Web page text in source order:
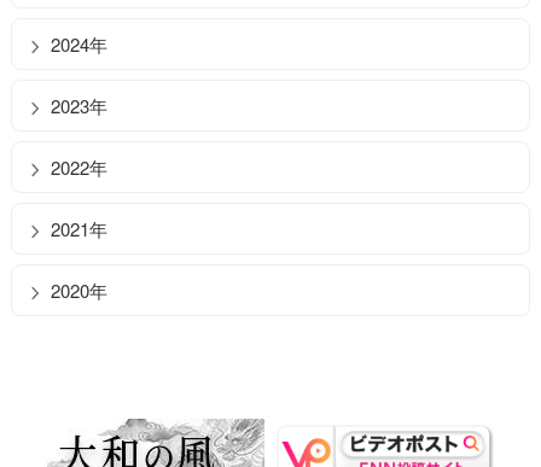
2024年
2023年
2022年
2021年
2020年